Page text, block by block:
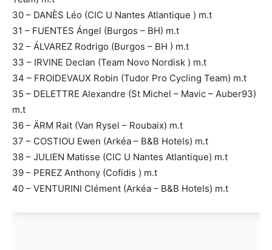
30 – DANÈS Léo (CIC U Nantes Atlantique ) m.t
31 – FUENTES Ángel (Burgos – BH) m.t
32 – ÁLVAREZ Rodrigo (Burgos – BH ) m.t
33 – IRVINE Declan (Team Novo Nordisk ) m.t
34 – FROIDEVAUX Robin (Tudor Pro Cycling Team) m.t
35 – DELETTRE Alexandre (St Michel – Mavic – Auber93)
m.t
36 – ÄRM Rait (Van Rysel – Roubaix) m.t
37 – COSTIOU Ewen (Arkéa – B&B Hotels) m.t
38 – JULIEN Matisse (CIC U Nantes Atlantique) m.t
39 – PEREZ Anthony (Cofidis ) m.t
40 – VENTURINI Clément (Arkéa – B&B Hotels) m.t